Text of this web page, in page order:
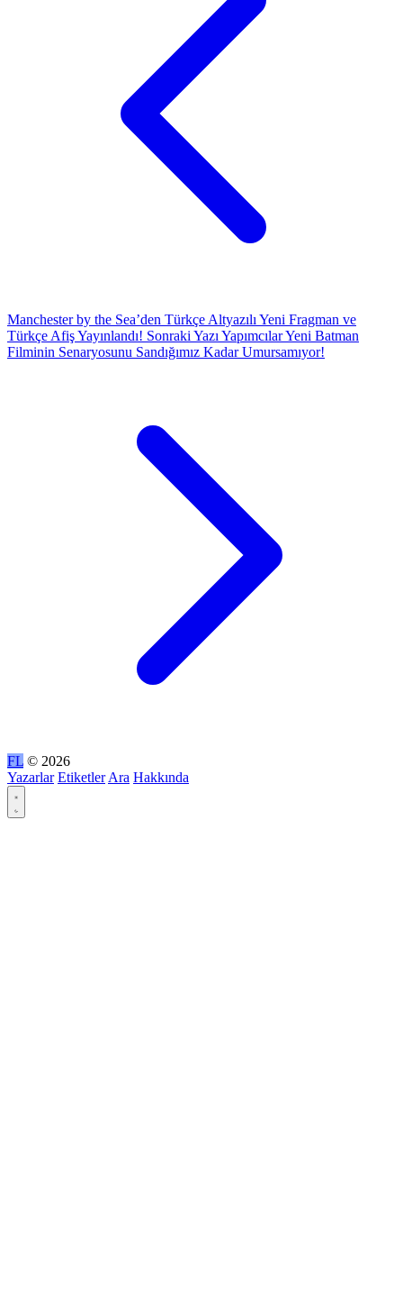
Manchester by the Sea’den Türkçe Altyazılı Yeni Fragman ve
Türkçe Afiş Yayınlandı! Sonraki Yazı Yapımcılar Yeni Batman
Filminin Senaryosunu Sandığımız Kadar Umursamıyor!
FL © 2026
Yazarlar Etiketler Ara Hakkında